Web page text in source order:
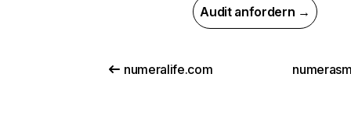
Audit anfordern →
numeralife.com